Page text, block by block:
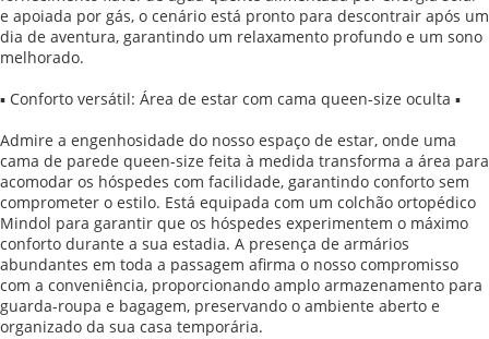
e apoiada por gás, o cenário está pronto para descontrair após um
dia de aventura, garantindo um relaxamento profundo e um sono
melhorado.
▪ Conforto versátil: Área de estar com cama queen-size oculta ▪
Admire a engenhosidade do nosso espaço de estar, onde uma
cama de parede queen-size feita à medida transforma a área para
acomodar os hóspedes com facilidade, garantindo conforto sem
comprometer o estilo. Está equipada com um colchão ortopédico
Mindol para garantir que os hóspedes experimentem o máximo
conforto durante a sua estadia. A presença de armários
abundantes em toda a passagem afirma o nosso compromisso
com a conveniência, proporcionando amplo armazenamento para
guarda-roupa e bagagem, preservando o ambiente aberto e
organizado da sua casa temporária.